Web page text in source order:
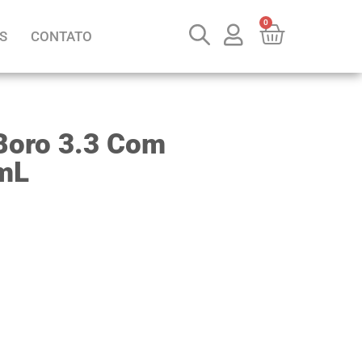
CONTATO
0
3.3 Com